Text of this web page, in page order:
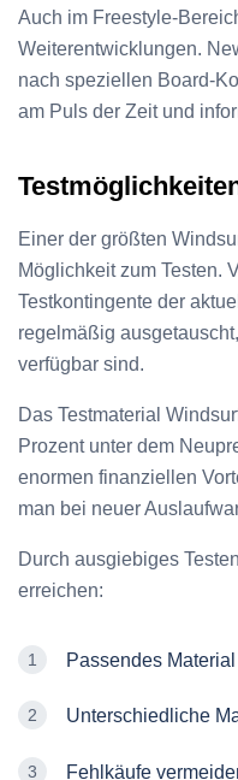
Auch im Freestyle-
Weiterentwicklungen.
nach speziellen Board-
am Puls der Zeit und
Einer der größten
Möglichkeit zum Testen.
Testkontingente der
regelmäßig
verfügbar sind.
Das Testmaterial
Prozent unter dem
enormen finanziellen
man bei neuer
Durch ausgiebiges
erreichen:
Passendes
Unterschiedliche
Fehlkäufe